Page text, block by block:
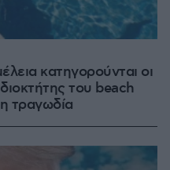
κατηγορούνται οι
του beach
τραγωδία